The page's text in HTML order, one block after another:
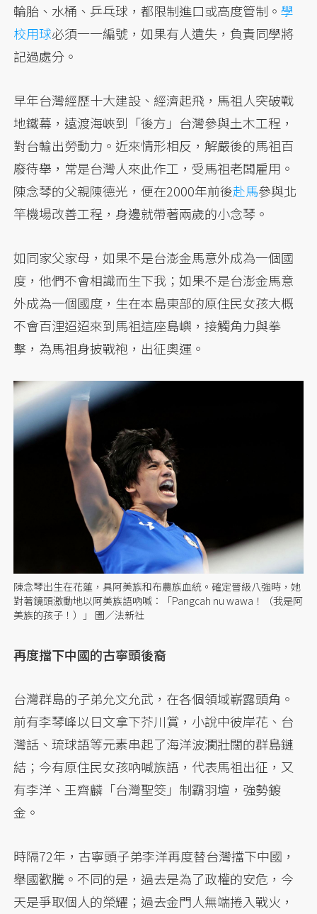
輪胎、水桶、乒乓球，都限制進口或高度管制。學
校用球必須一一編號，如果有人遺失，負責同學將
記過處分。
早年台灣經歷十大建設、經濟起飛，馬祖人突破戰
地鐵幕，遠渡海峽到「後方」台灣參與土木工程，
對台輸出勞動力。近來情形相反，解嚴後的馬祖百
廢待舉，常是台灣人來此作工，受馬祖老闆雇用。
陳念琴的父親陳德光，便在2000年前後赴馬參與北
竿機場改善工程，身邊就帶著兩歲的小念琴。
如同家父家母，如果不是台澎金馬意外成為一個國
度，他們不會相識而生下我；如果不是台澎金馬意
外成為一個國度，生在本島東部的原住民女孩大概
不會百浬迢迢來到馬祖這座島嶼，接觸角力與拳
擊，為馬祖身披戰袍，出征奧運。
陳念琴出生在花蓮，具阿美族和布農族血統。確定晉級八強時，她
對著鏡頭激動地以阿美族語吶喊：「Pangcah nu wawa！（我是阿
美族的孩子！）」 圖／法新社
再度擋下中國的古寧頭後裔
台灣群島的子弟允文允武，在各個領域嶄露頭角。
前有李琴峰以日文拿下芥川賞，小說中彼岸花、台
灣話、琉球語等元素串起了海洋波瀾壯闊的群島鏈
結；今有原住民女孩吶喊族語，代表馬祖出征，又
有李洋、王齊麟「台灣聖筊」制霸羽壇，強勢鍍
金。
時隔72年，古寧頭子弟李洋再度替台灣擋下中國，
舉國歡騰。不同的是，過去是為了政權的安危，今
天是爭取個人的榮耀；過去金門人無端捲入戰火，